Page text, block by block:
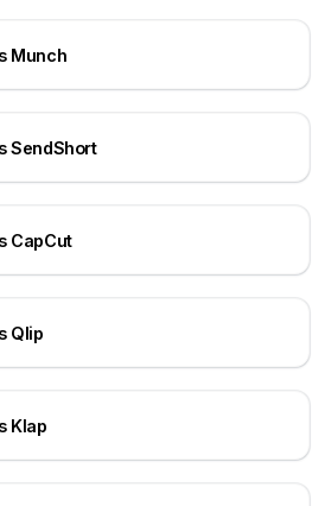
Munch
SendShort
CapCut
Qlip
Klap